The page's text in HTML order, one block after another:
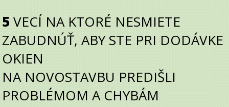
5 VECÍ NA KTORÉ NESMIETE
ZABUDNÚŤ, ABY STE PRI DODÁVKE
OKIEN
NA NOVOSTAVBU PREDIŠLI
PROBLÉMOM A CHYBÁM